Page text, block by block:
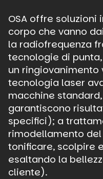
OSA offre soluzioni
corpo che vanno
la radiofrequenza
tecnologie di
un
tecnologia laser
macchine
garantiscono
specifici); a
rimodellamento
tonificare, scolpire
esaltando la
cliente).